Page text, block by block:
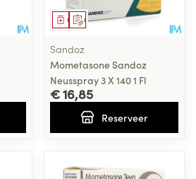
Op voorschrift
Geneesmiddel
Sandoz
Mometasone Sandoz
Neusspray 3 X 140 1 Fl
€ 16,85
Reserveer